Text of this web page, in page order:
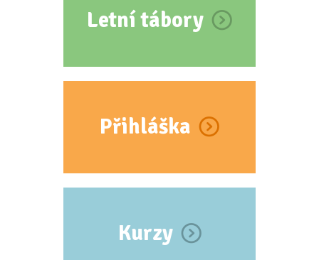
Letní tábory
Přihláška
Kurzy